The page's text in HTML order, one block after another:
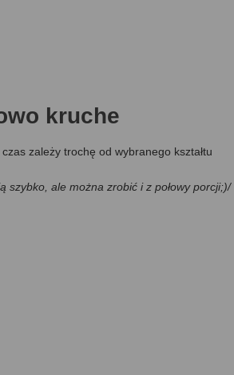
kruche
zależy trochę od wybranego kształtu
szybko, ale można zrobić i z połowy porcji;)/